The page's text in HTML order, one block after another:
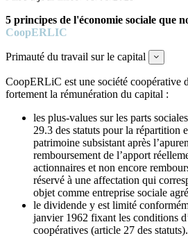
5 principes de l'économie sociale que
CoopERLIC
Primauté du travail sur le capital Expand
CoopERLiC est une société coopérative
fortement la rémunération du capital :
les plus-values sur les parts
29.3 des statuts pour la répartition
patrimoine subsistant après
remboursement de l’apport
actionnaires et non encore
réservé à une affectation qui
objet comme entreprise sociale
le dividende y est limité
janvier 1962 fixant les conditions
coopératives (article 27 des statuts).